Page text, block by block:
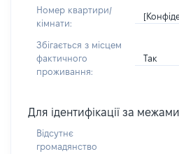
Номер квартири/
кімнати:
Збігається з місцем
фактичного
проживання:
Так
Для ідентифікації за
Відсутнє
громадянство